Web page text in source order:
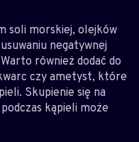
soli morskiej, olejków
negatywnej
również dodać do
czy ametyst, które
Skupienie się na
kąpieli może